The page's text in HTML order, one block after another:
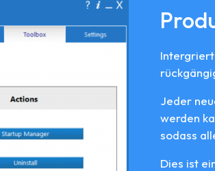
Jeder
werden
sodass
Dies ist